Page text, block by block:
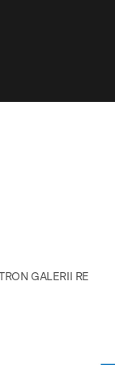
GALERII RE